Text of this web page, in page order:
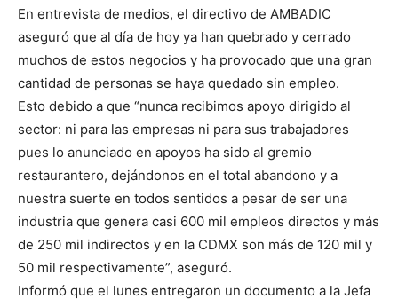
En entrevista de medios, el directivo de AMBADIC
aseguró que al día de hoy ya han quebrado y cerrado
muchos de estos negocios y ha provocado que una gran
cantidad de personas se haya quedado sin empleo.
Esto debido a que “nunca recibimos apoyo dirigido al
sector: ni para las empresas ni para sus trabajadores
pues lo anunciado en apoyos ha sido al gremio
restaurantero, dejándonos en el total abandono y a
nuestra suerte en todos sentidos a pesar de ser una
industria que genera casi 600 mil empleos directos y más
de 250 mil indirectos y en la CDMX son más de 120 mil y
50 mil respectivamente”, aseguró.
Informó que el lunes entregaron un documento a la Jefa